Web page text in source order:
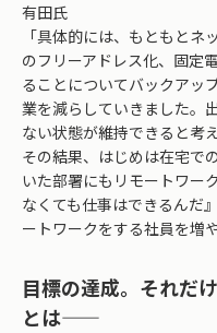
有田氏
「具体的には、もともと
のフリーアドレス化、固定
ることについてバックアッ
業を減らしていきました。
ない状態が維持できると考
その結果、はじめは在宅で
いた部署にもリモートワー
なくても仕事はできるんだ
ートワークをする社員を増
目標の達成。それだ
とは――